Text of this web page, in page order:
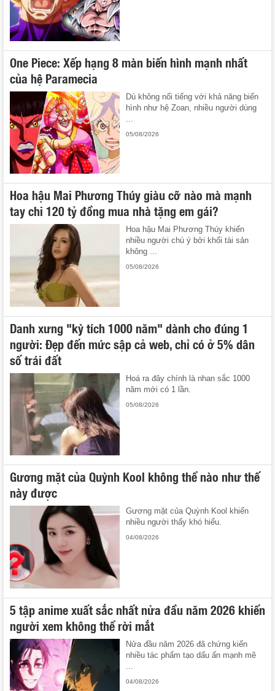
One Piece: Xếp hạng 8 màn biến hình mạnh nhất
của hệ Paramecia
Dù không nổi tiếng với khả năng biến
hình như hệ Zoan, nhiều người dùng
...
05/08/2026
Hoa hậu Mai Phương Thúy giàu cỡ nào mà mạnh
tay chi 120 tỷ đồng mua nhà tặng em gái?
Hoa hậu Mai Phương Thúy khiến
nhiều người chú ý bởi khối tài sản
không ...
05/08/2026
Danh xưng "kỳ tích 1000 năm" dành cho đúng 1
người: Đẹp đến mức sập cả web, chỉ có ở 5% dân
số trái đất
Hoá ra đây chính là nhan sắc 1000
năm mới có 1 lần.
05/08/2026
Gương mặt của Quỳnh Kool không thể nào như thế
này được
Gương mặt của Quỳnh Kool khiến
nhiều người thấy khó hiểu.
04/08/2026
5 tập anime xuất sắc nhất nửa đầu năm 2026 khiến
người xem không thể rời mắt
Nửa đầu năm 2026 đã chứng kiến
nhiều tác phẩm tạo dấu ấn mạnh mẽ
04/08/2026